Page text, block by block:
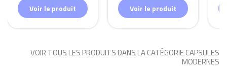
Voir le produit Voir le produit
VOIR TOUS LES PRODUITS DANS LA CATÉGORIE CAPSULES
MODERNES